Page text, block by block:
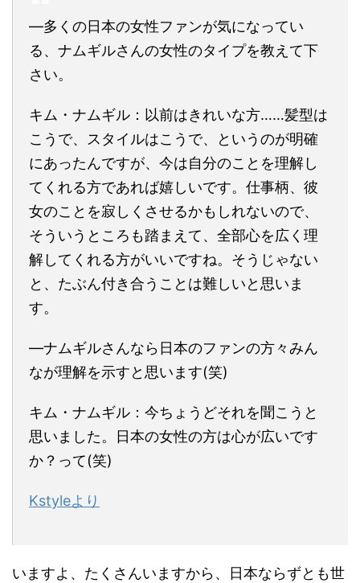
―多くの日本の女性ファンが気になってい
る、ナムギルさんの女性のタイプを教えて下
さい。
キム・ナムギル：以前はきれいな方……髪型は
こうで、スタイルはこうで、というのが明確
にあったんですが、今は自分のことを理解し
てくれる方であれば嬉しいです。仕事柄、彼
女のことを寂しくさせるかもしれないので、
そういうところも踏まえて、全部心を広く理
解してくれる方がいいですね。そうじゃない
と、たぶん付き合うことは難しいと思いま
す。
―ナムギルさんなら日本のファンの方々みん
なが理解を示すと思います(笑)
キム・ナムギル：今ちょうどそれを聞こうと
思いました。日本の女性の方は心が広いです
か？って(笑)
Kstyleより
いますよ、たくさんいますから、日本ならずとも世